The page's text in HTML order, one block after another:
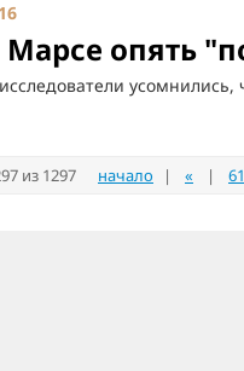
Марсе опять
из 1297 начало | « | 61